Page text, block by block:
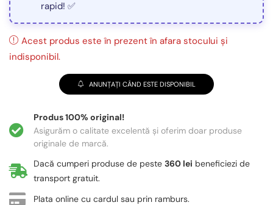
rapid! ✅
Acest produs este în prezent în afara stocului și
indisponibil.
ANUNȚAȚI CÂND ESTE DISPONIBIL
Produs 100% original!
Asigurăm o calitate excelentă și oferim doar produse
originale de marcă.
Dacă cumperi produse de peste 360 lei beneficiezi de
transport gratuit.
Plata online cu cardul sau prin ramburs.